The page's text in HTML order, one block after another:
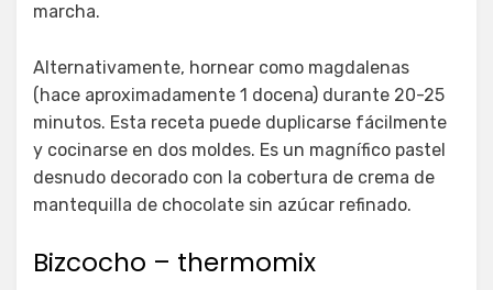
marcha.
Alternativamente, hornear como magdalenas
(hace aproximadamente 1 docena) durante 20-25
minutos. Esta receta puede duplicarse fácilmente
y cocinarse en dos moldes. Es un magnífico pastel
desnudo decorado con la cobertura de crema de
mantequilla de chocolate sin azúcar refinado.
Bizcocho – thermomix